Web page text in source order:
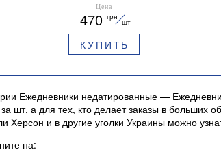
Цена
470 грн
шт
КУПИТЬ
Ежедневники недатированные —
шт, а для тех, кто делает заказы в больших
и в другие уголки Украины можно
на: